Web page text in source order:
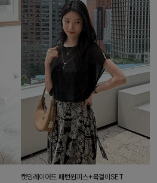
캣밍레이어드 패턴원피스+목걸이SET